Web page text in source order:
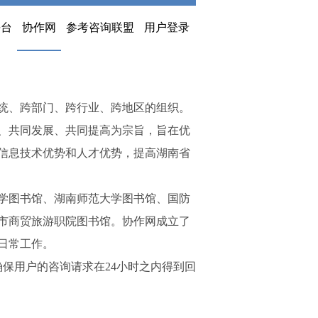
协作网 参考咨询联盟 用户登录
跨部门、跨行业、跨地区的组织。
共同发展、共同提高为宗旨，旨在优
息技术优势和人才优势，提高湖南省
图书馆、湖南师范大学图书馆、国防
商贸旅游职院图书馆。协作网成立了
常工作。
用户的咨询请求在24小时之内得到回